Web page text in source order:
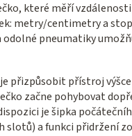
které měří vzdálenosti
metry/centimetry a
odolné pneumatiky
přizpůsobit přístroj
začne pohybovat
je šipka
slotů) a funkci přidržení